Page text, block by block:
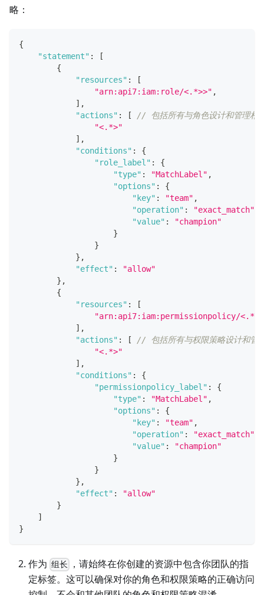
略：
{
"statement" :
[
{
"resources" :
[
"arn:api7:iam:role/<.*>>" ,
] ,
"actions" : [
// 包括所有与角色设计和管理相
"<.*>"
] ,
"conditions" :
{
"role_label" :
{
"type" : "MatchLabel" ,
"options" :
{
"key" : "team" ,
"operation" : "exact_match"
"value" :
"champion"
}
}
} ,
"effect" :
"allow"
} ,
{
"resources" :
[
"arn:api7:iam:permissionpolicy/
] ,
"actions" : [
// 包括所有与权限策略设计和管
"<.*>"
] ,
"conditions" :
{
"permissionpolicy_label" :
{
"type" : "MatchLabel" ,
"options" :
{
"key" : "team" ,
"operation" : "exact_match"
"value" :
"champion"
}
}
} ,
"effect" :
"allow"
}
]
}
作为 组长
，请始终在你创建的资源中包含你团队的指
定标签。这可以确保对你的角色和权限策略的正确访问